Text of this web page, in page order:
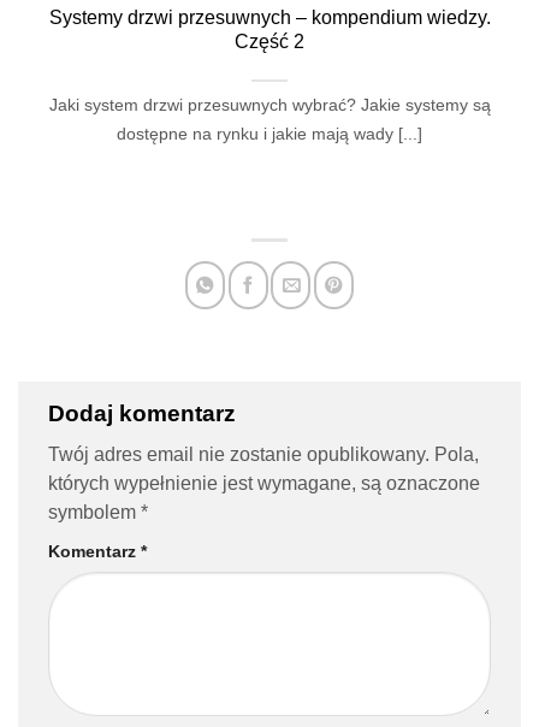
Systemy drzwi przesuwnych – kompendium wiedzy.
Część 2
Jaki system drzwi przesuwnych wybrać? Jakie systemy są
dostępne na rynku i jakie mają wady [...]
Dodaj komentarz
Twój adres email nie zostanie opublikowany. Pola,
których wypełnienie jest wymagane, są oznaczone
symbolem *
Komentarz *